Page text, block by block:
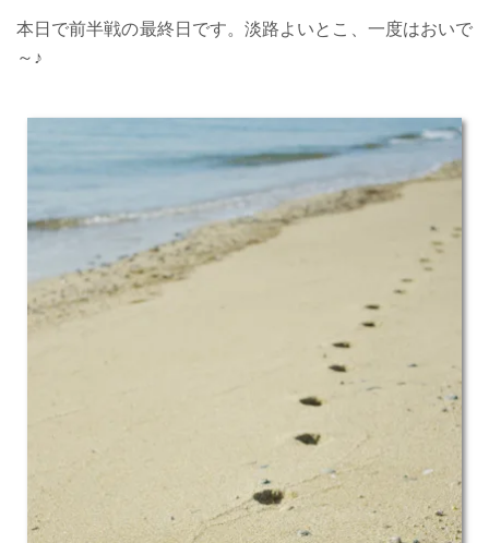
本日で前半戦の最終日です。淡路よいとこ、一度はおいで
～♪